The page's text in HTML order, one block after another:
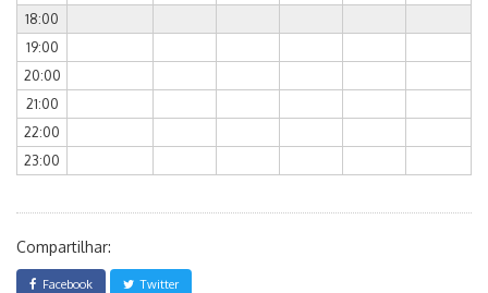
18:00
19:00
20:00
21:00
22:00
23:00
Compartilhar:
Facebook Twitter